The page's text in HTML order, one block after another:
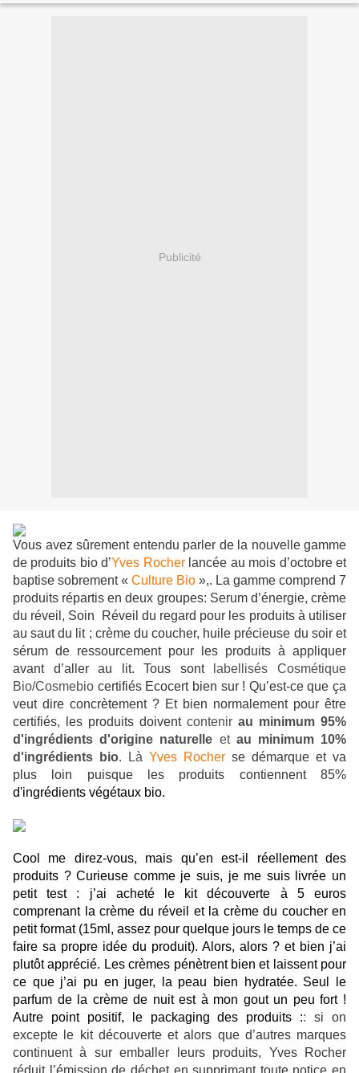
Publicité
Vous avez sûrement entendu parler de la nouvelle gamme
de produits bio d’Yves Rocherlancée au mois d’octobre et
baptise sobrement « Culture Bio »,. La gamme comprend 7
produits répartis en deux groupes: Serum d’énergie, crème
du réveil, Soin Réveil du regard pour les produits à utiliser
au saut du lit ; crème du coucher, huile précieuse du soir et
sérum de ressourcement pour les produits à appliquer
avant d’aller au lit. Tous sont
labellisés Cosmétique
Bio/Cosmebio certifiés Ecocert bien sur ! Qu’est-ce que ça
veut dire concrètement ? Et bien normalement pour être
certifiés, les produits doivent contenir au minimum 95%
d'ingrédients d'origine naturelle et au minimum 10%
d'ingrédients bio. Là Yves Rocher se démarque et va
plus loin puisque les produits contiennent 85%
d'ingrédients végétaux bio.
Cool me direz-vous, mais qu’en est-il réellement des
produits ? Curieuse comme je suis, je me suis livrée un
petit test : j’ai acheté le kit découverte à 5 euros
comprenant la crème du réveil et la crème du coucher en
petit format (15ml, assez pour quelque jours le temps de ce
faire sa propre idée du produit). Alors, alors ? et bien j’ai
plutôt apprécié. Les crèmes pénètrent bien et laissent pour
ce que j’ai pu en juger, la peau bien hydratée. Seul le
parfum de la crème de nuit est à mon gout un peu fort !
Autre point positif, le packaging des produits :: si on
excepte le kit découverte et alors que d’autres marques
continuent à sur emballer leurs produits, Yves Rocher